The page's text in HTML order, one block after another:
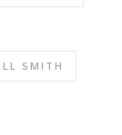
SMITH